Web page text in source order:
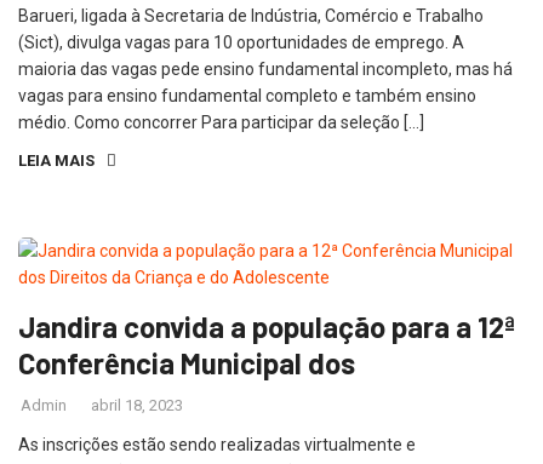
Barueri, ligada à Secretaria de Indústria, Comércio e Trabalho
(Sict), divulga vagas para 10 oportunidades de emprego. A
maioria das vagas pede ensino fundamental incompleto, mas há
vagas para ensino fundamental completo e também ensino
médio. Como concorrer Para participar da seleção […]
LEIA MAIS
Jandira convida a população para a 12ª
Conferência Municipal dos
Admin abril 18, 2023
As inscrições estão sendo realizadas virtualmente e